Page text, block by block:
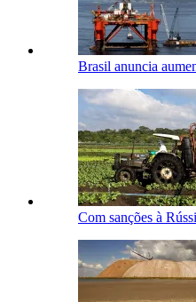
Brasil anuncia
Com sanções à